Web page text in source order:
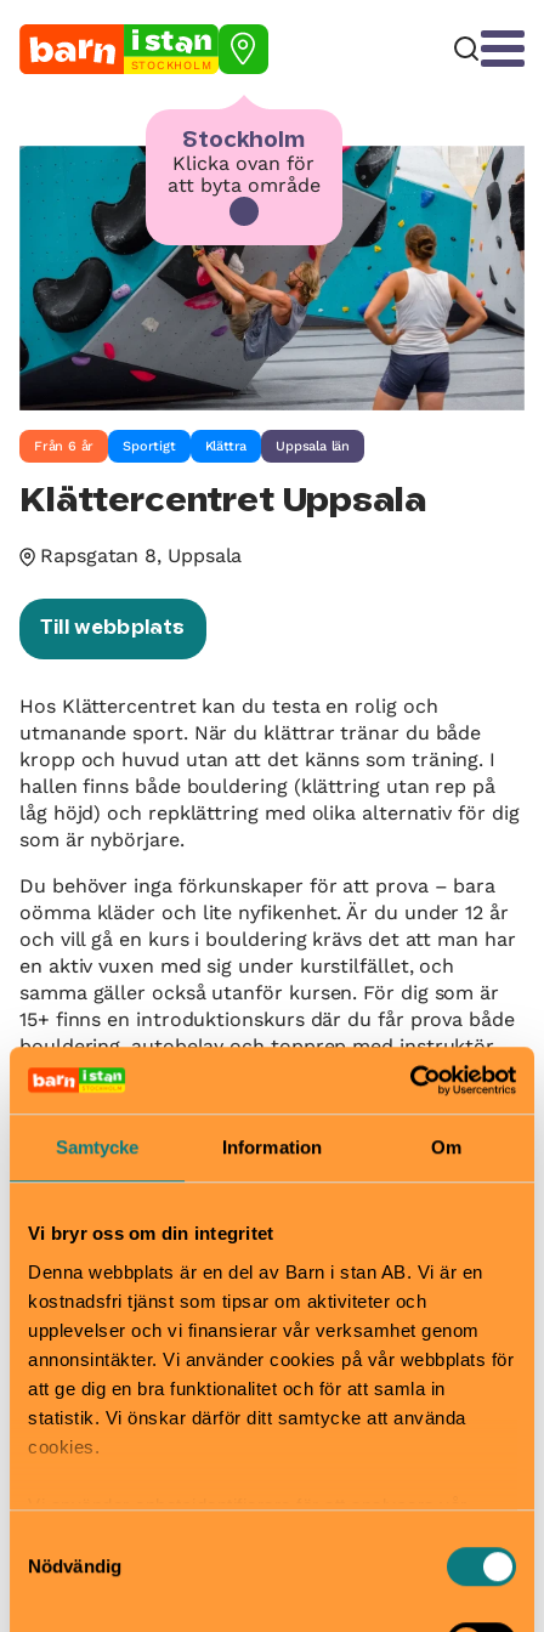
Samtycke Information Om
Vi bryr oss om din integritet
Denna webbplats är en del av Barn i stan AB. Vi är en
kostnadsfri tjänst som tipsar om aktiviteter och
upplevelser och vi finansierar vår verksamhet genom
annonsintäkter. Vi använder cookies på vår webbplats för
att ge dig en bra funktionalitet och för att samla in
statistik. Vi önskar därför ditt samtycke att använda
cookies.
Vi använder enhetsidentifierare för att analysera vår
samt tillhandahålla funktioner för sociala medier. Vi
vidarebefordrar även sådana identifierare och annan
information från din enhet till de sociala medier och
Nödvändig
STOCKHOLM
Stockholm
Klicka ovan för
att byta område
Från 6 år Sportigt Klättra Uppsala län
Klättercentret Uppsala
Rapsgatan 8, Uppsala
Till webbplats
Hos Klättercentret kan du testa en rolig och
utmanande sport. När du klättrar tränar du både
kropp och huvud utan att det känns som träning. I
hallen finns både bouldering (klättring utan rep på
låg höjd) och repklättring med olika alternativ för dig
som är nybörjare.
Du behöver inga förkunskaper för att prova – bara
oömma kläder och lite nyfikenhet. Är du under 12 år
och vill gå en kurs i bouldering krävs det att man har
en aktiv vuxen med sig under kurstilfället, och
samma gäller också utanför kursen. För dig som är
15+ finns en introduktionskurs där du får prova både
bouldering, autobelay och topprep med instruktör.
Vill du hellre testa klättring med rep direkt kan du
boka en ”Prova på”-kurs, där instruktören tar hand
om säkerheten så du kan fokusera på att klättra så
Måndag-Torsdag: kl 11-22
Fredag: kl 9-22
Helger: kl 10-20
Se hemsida för avvikande öppettider!
Pris
Se hemsida för priser
Okej med matsäck
Kafé